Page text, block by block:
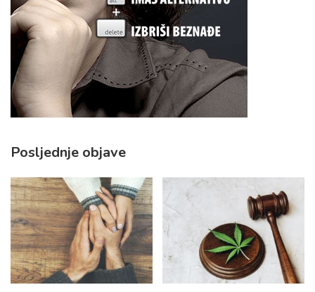
Posljednje objave